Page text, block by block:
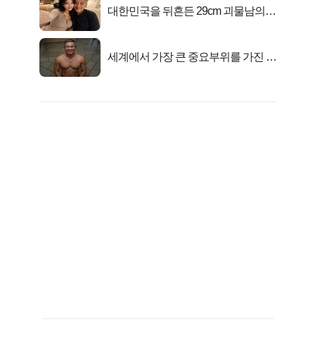
대한민국을 뒤흔든 29cm 괴물남의
세계에서 가장 큰 중요부위를 가진 남